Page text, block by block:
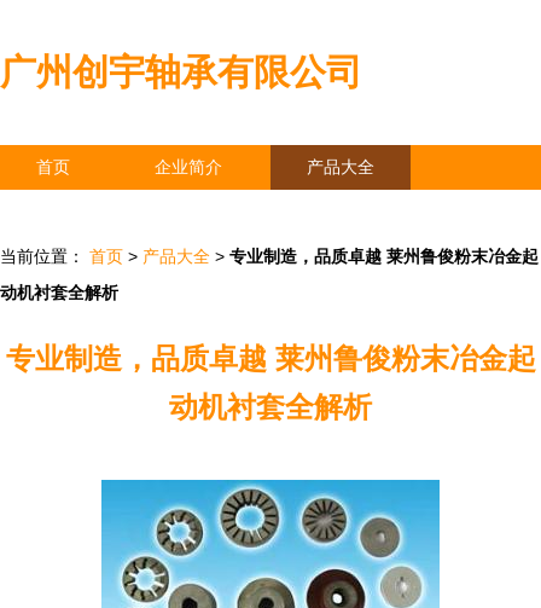
广州创宇轴承有限公司
首页 企业简介 产品大全
当前位置： 首页 > 产品大全 > 专业制造，品质卓越 莱州鲁俊粉末冶金起
动机衬套全解析
专业制造，品质卓越 莱州鲁俊粉末冶金起
动机衬套全解析